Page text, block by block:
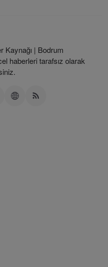
Kaynağı | Bodrum
haberleri tarafsız olarak